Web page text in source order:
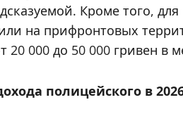
Кроме того,
на прифронтовых
000 до 50 000 гривен в
полицейского в